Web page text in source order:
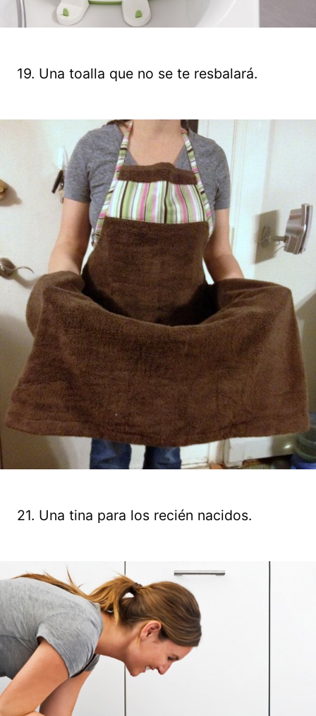
19. Una toalla que no se te resbalará.
21. Una tina para los recién nacidos.